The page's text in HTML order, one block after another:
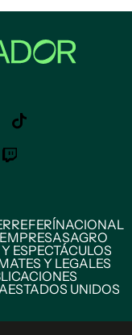
REFERÍNACIONAL
AGRO
ESPECTÁCULOS
Y LEGALES
ESTADOS UNIDOS